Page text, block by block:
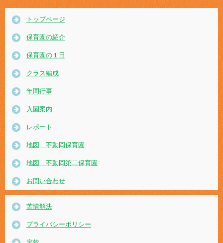
トップページ
保育園の紹介
保育園の１日
クラス編成
年間行事
入園案内
レポート
地図 不動岡保育園
地図 不動岡第二保育園
お問い合わせ
苦情解決
プライバシーポリシー